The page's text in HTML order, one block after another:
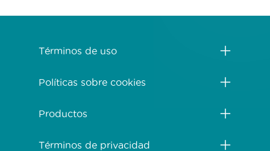
Términos de uso
Políticas sobre cookies
Productos
Términos de privacidad